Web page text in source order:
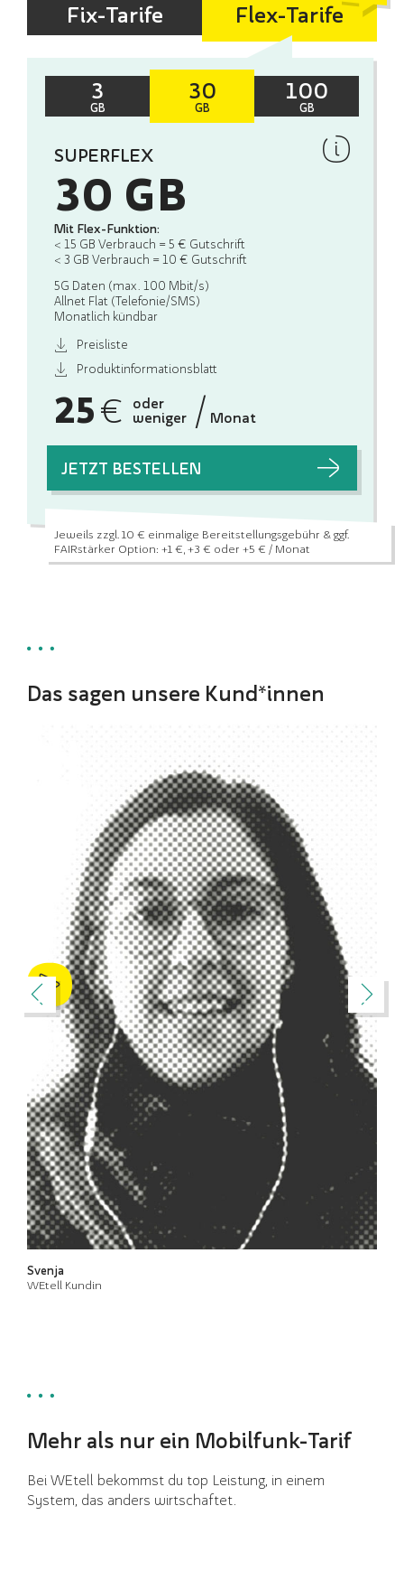
Fix-Tarife Flex-Tarife
3
GB
30
GB
100
GB
SUPERFLEX
30 GB
Mit Flex-Funktion:
< 15 GB Verbrauch = 5 € Gutschrift
< 3 GB Verbrauch = 10 € Gutschrift
5G Daten (max. 100 Mbit/s)
Allnet Flat (Telefonie/SMS)
Monatlich kündbar
Preisliste
Produktinformationsblatt
25€
oder
weniger / Monat
JETZT BESTELLEN
Jeweils zzgl. 10 € einmalige Bereitstellungsgebühr & ggf.
FAIRstärker Option: +1 €, +3 € oder +5 € / Monat
Das sagen unsere Kund*innen
Svenja
WEtell Kundin
Mehr als nur ein Mobilfunk-Tarif
Bei WEtell bekommst du top Leistung, in einem
System, das anders wirtschaftet.